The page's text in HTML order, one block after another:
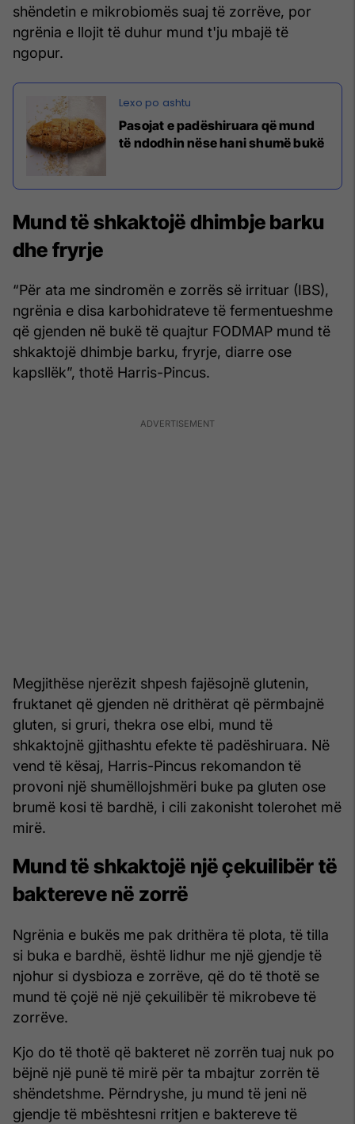
shëndetin e mikrobiomës suaj të zorrëve, por
ngrënia e llojit të duhur mund t'ju mbajë të
ngopur.
Pasojat e padëshiruara që mund
të ndodhin nëse hani shumë bukë
Mund të shkaktojë dhimbje barku
dhe fryrje
“Për ata me sindromën e zorrës së irrituar (IBS),
ngrënia e disa karbohidrateve të fermentueshme
që gjenden në bukë të quajtur FODMAP mund të
shkaktojë dhimbje barku, fryrje, diarre ose
kapsllëk”, thotë Harris-Pincus.
Megjithëse njerëzit shpesh fajësojnë glutenin,
fruktanet që gjenden në drithërat që përmbajnë
gluten, si gruri, thekra ose elbi, mund të
shkaktojnë gjithashtu efekte të padëshiruara. Në
vend të kësaj, Harris-Pincus rekomandon të
provoni një shumëllojshmëri buke pa gluten ose
brumë kosi të bardhë, i cili zakonisht tolerohet më
mirë.
Mund të shkaktojë një çekuilibër të
baktereve në zorrë
Ngrënia e bukës me pak drithëra të plota, të tilla
si buka e bardhë, është lidhur me një gjendje të
njohur si dysbioza e zorrëve, që do të thotë se
mund të çojë në një çekuilibër të mikrobeve të
zorrëve.
Kjo do të thotë që bakteret në zorrën tuaj nuk po
bëjnë një punë të mirë për ta mbajtur zorrën të
shëndetshme. Përndryshe, ju mund të jeni në
gjendje të mbështesni rritjen e baktereve të